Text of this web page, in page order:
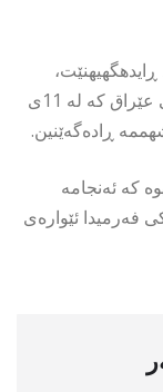
ئەنجامە سەرەتاییەکانى ههڵبژاردنى پهرلهمانى عێراق كه له 11ى
كه ئەنجامە
فەرمیدا ئێوارەی